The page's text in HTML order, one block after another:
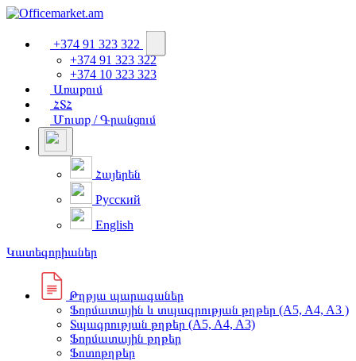
+374 91 323 322
+374 91 323 322
+374 10 323 323
Առաքում
ՀՏՀ
Մուտք / Գրանցում
Հայերեն
Русский
English
Կատեգորիաներ
Թղթյա պարագաներ
Ֆորմատային և տպագրության թղթեր (A5, A4, A3 )
Տպագրության թղթեր (A5, A4, A3)
Ֆորմատային թղթեր
Ֆոտոթղթեր